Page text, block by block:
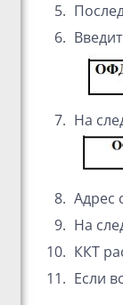
На
Адрес
На
ККТ
Если